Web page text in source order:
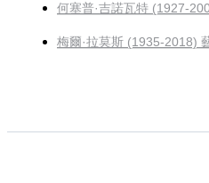
何塞普·吉諾瓦特 (1927-
梅爾·拉莫斯 (1935-2018)